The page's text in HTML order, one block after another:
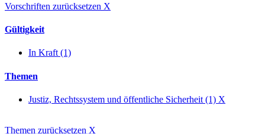
Vorschriften zurücksetzen X
Gültigkeit
In Kraft (1)
Themen
Justiz, Rechtssystem und öffentliche Sicherheit (1) X
Themen zurücksetzen X